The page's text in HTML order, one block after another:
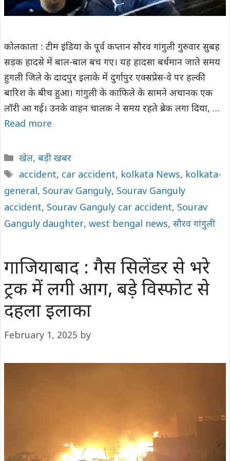
कोलकाता : टीम इंडिया के पूर्व कप्तान सौरव गांगुली गुरुवार सुबह
सड़क हादसे में बाल-बाल बच गए। यह हादसा बर्धमान जाते समय
हुगली जिले के दादपुर इलाके में दुर्गापुर एक्सप्रेस-वे पर हल्की
बारिश के बीच हुआ। गांगुली के काफिले के सामने अचानक एक
लॉरी आ गई। उनके वाहन चालक ने समय रहते ब्रेक लगा दिया, …
Read more
Categories
खेल, बड़ी खबर
Tags
accident, car accident, kolkata News, kolkata-
general, Sourav Ganguly, Sourav Ganguly
accident, Sourav Ganguly car accident, Sourav
Ganguly daughter, west bengal news, सौरव गांगुली
गाजियाबाद : गैस सिलेंडर से भरे
ट्रक में लगी आग, बड़े विस्फोट से
दहला इलाका
February 1, 2025 by